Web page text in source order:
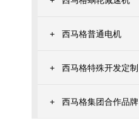
+ 西马格普通电机
+ 西马格特殊开发定制
+ 西马格集团合作品牌